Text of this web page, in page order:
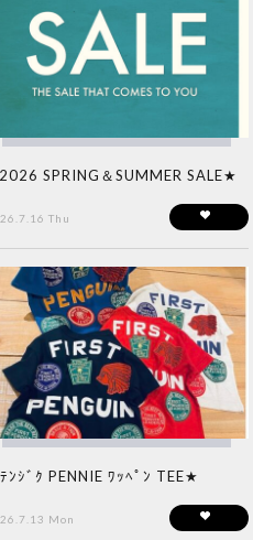
SPRING＆SUMMER SALE★
Thu
ﾝｼﾞｸ PENNIE ﾜｯﾍﾟﾝ TEE★
Mon